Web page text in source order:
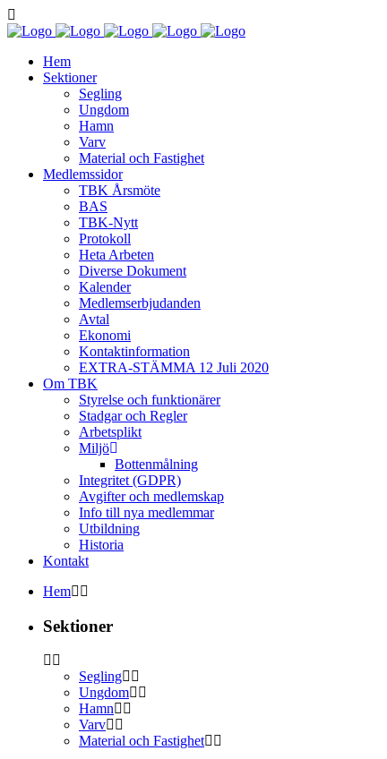
Hem
Sektioner
Segling
Ungdom
Hamn
Varv
Material och Fastighet
Medlemssidor
TBK Årsmöte
BAS
TBK-Nytt
Protokoll
Heta Arbeten
Diverse Dokument
Kalender
Medlemserbjudanden
Avtal
Ekonomi
Kontaktinformation
EXTRA-STÄMMA 12 Juli 2020
Om TBK
Styrelse och funktionärer
Stadgar och Regler
Arbetsplikt
Miljö
Bottenmålning
Integritet (GDPR)
Avgifter och medlemskap
Info till nya medlemmar
Utbildning
Historia
Kontakt
Hem
Sektioner
Segling
Ungdom
Hamn
Varv
Material och Fastighet